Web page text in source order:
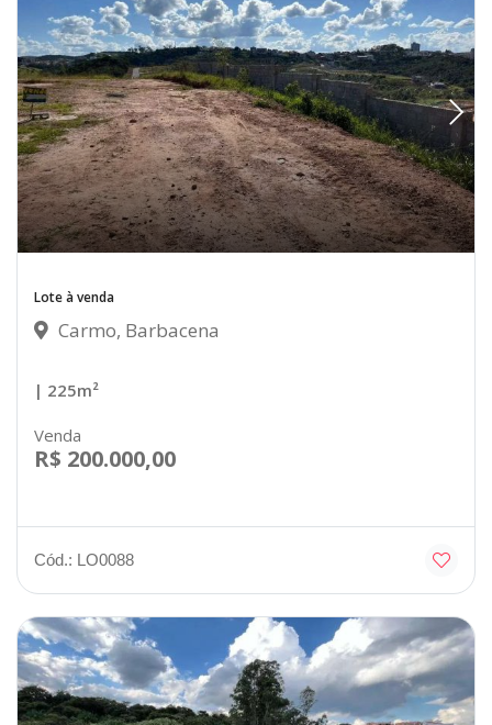
Lote à venda
Carmo, Barbacena
| 225m²
Venda
R$ 200.000,00
Cód.: LO0088